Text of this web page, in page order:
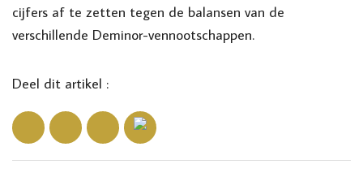
cijfers af te zetten tegen de balansen van de
verschillende Deminor-vennootschappen.
Deel dit artikel :